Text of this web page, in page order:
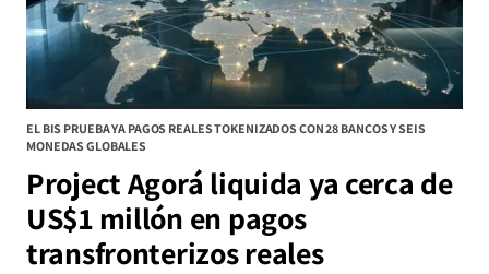
EL BIS PRUEBA YA PAGOS REALES TOKENIZADOS CON 28 BANCOS Y SEIS
MONEDAS GLOBALES
Project Agorá liquida ya cerca de
US$1 millón en pagos
transfronterizos reales